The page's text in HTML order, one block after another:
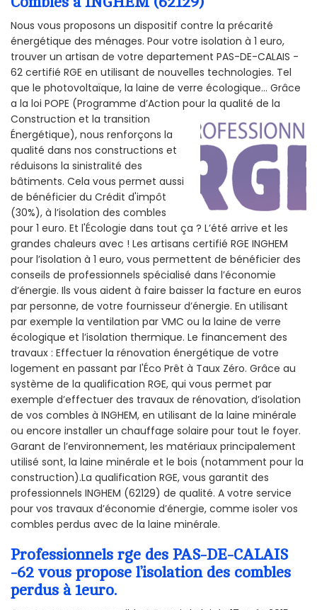
Nous vous proposons un dispositif contre la précarité
énergétique des ménages. Pour votre isolation à 1 euro,
trouver un artisan de votre departement PAS-DE-CALAIS -
62 certifié RGE en utilisant de nouvelles technologies. Tel
que le photovoltaïque, la laine de verre écologique... Grâce
a la loi POPE (Programme d’Action pour la qualité de la
Construction et la transition
Énergétique), nous renforçons la
qualité dans nos constructions et
réduisons la sinistralité des
bâtiments. Cela vous permet aussi
de bénéficier du Crédit d'impôt
(30%), à l’isolation des combles
pour 1 euro. Et l'Écologie dans tout ça ? L’été arrive et les
grandes chaleurs avec ! Les artisans certifié RGE INGHEM
pour l’isolation à 1 euro, vous permettent de bénéficier des
conseils de professionnels spécialisé dans l’économie
d’énergie. Ils vous aident à faire baisser la facture en euros
par personne, de votre fournisseur d’énergie. En utilisant
par exemple la ventilation par VMC ou la laine de verre
écologique et l’isolation thermique. Le financement des
travaux : Effectuer la rénovation énergétique de votre
logement en passant par l'Éco Prêt à Taux Zéro. Grâce au
système de la qualification RGE, qui vous permet par
exemple d’effectuer des travaux de rénovation, d’isolation
de vos combles à INGHEM, en utilisant de la laine minérale
ou encore installer un chauffage solaire pour tout le foyer.
Garant de l’environnement, les matériaux principalement
utilisé sont, la laine minérale et le bois (notamment pour la
construction).La qualification RGE, vous garantit des
professionnels INGHEM (62129) de qualité. A votre service
pour vos travaux d’économie d’énergie, comme isoler vos
combles perdus avec de la laine minérale.
Professionnels rge des PAS-DE-CALAIS
-62 vous propose l’isolation des combles
perdus à 1euro.